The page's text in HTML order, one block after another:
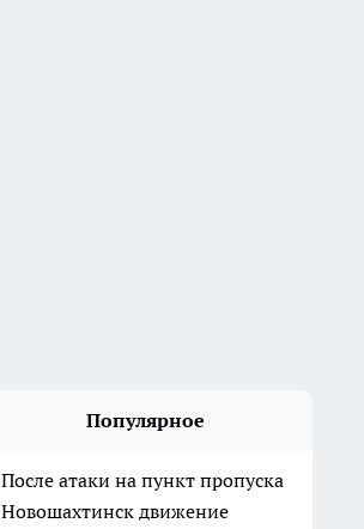
Популярное
После атаки на пункт пропуска
Новошахтинск движение